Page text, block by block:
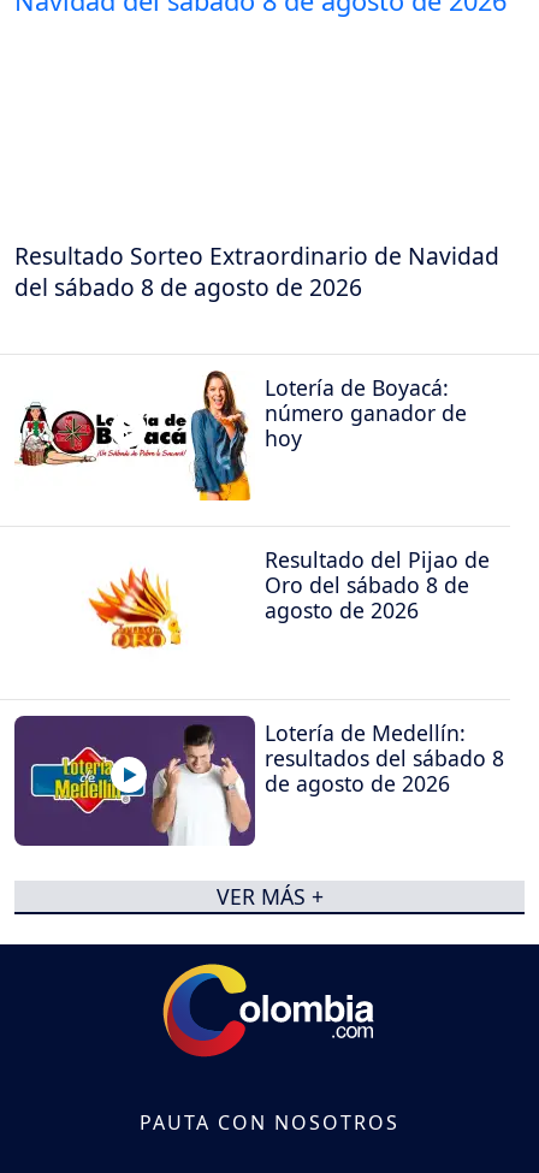
Resultado Sorteo Extraordinario de Navidad
del sábado 8 de agosto de 2026
Lotería de Boyacá:
número ganador de
hoy
Resultado del Pijao de
Oro del sábado 8 de
agosto de 2026
Lotería de Medellín:
resultados del sábado 8
de agosto de 2026
VER MÁS +
PAUTA CON NOSOTROS